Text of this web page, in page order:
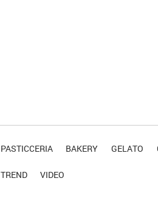
PASTICCERIA BAKERY GELATO
TREND VIDEO